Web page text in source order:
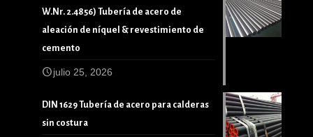
W.Nr. 2.4856) Tubería de acero de
aleación de níquel & revestimiento de
cemento
julio 25, 2026
DIN 1629 Tubería de acero para calderas
sin costura